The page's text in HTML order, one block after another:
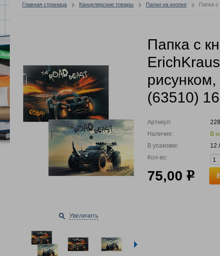
Главная страница Канцелярские товары Папки на кнопке Папка с
Увеличить
Папка с
(63510)
Артикул:
Наличие:
В
В упаковке:
12
Кол-во:
75,00 р